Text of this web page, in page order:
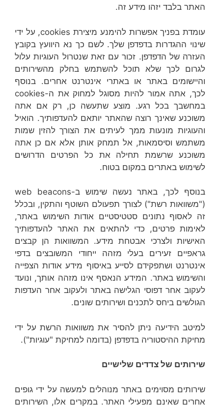
האתר בלבד יזהו מידע זה.
עומדת בפניך אפשרות להימנע מיצירת cookies, על ידי
שינוי ההגדרות בדפדפן שלך. לשם כך נא היוועץ בקובץ
העזרה של הדפדפן. זכור עם זאת שנטרול העוגיות עלול
לגרום לכך שלא תוכל להשתמש בחלק מהשירותים
והיישומים באתר או באתרי אינטרנט אחרים. בנוסף
לכך, אתה אמור להיות מסוגל למחוק את ה-cookies
במחשבך בכל רגע. מוצע שתעשה כן, רק אם אתה
משוכנע שאינך רוצה שהאתר יותאם להעדפותיך. הואיל
והעוגיות מונעות ממך לעיתים את הצורך להזין שמות
משתמש וסיסמאות, אל תמחק אותן אלא אם כן אתה
משוכנע שרשמת תחילה את כל הפרטים הדרושים
לשימוש באתרים במקום בטוח.
בנוסף לכך, באתר נעשה שימוש ב-web beacons
("משוואות רשת") לצורך תפעולם השוטף והתקין, ובכלל
זה לאסוף נתונים סטטיסטיים אודות השימוש באתר,
לאימות פרטים, כדי להתאים את האתר להעדפותיך
האישיות ולצרכי אבטחת מידע. המשוואות הן קבצים
גראפיים זעירים בעלי מזהה ייחודי המשובצים בדפי
אינטרנט ושתפקידם לסייע באיסוף מידע אודות הצפייה
והשימוש באתר. המידע הנאסף אינו מזהה אותך, ונועד
לעקוב אחר דפוסי הגלישה באתר ולעקוב אחר העדפות
הגולשים ביחס לתכנים ושירותים שונים.
למיטב הידיעה ניתן להסיר את משוואות הרשת על ידי
מחיקת ההיסטוריה בדפדפן (בדומה למחיקת "עוגיות").
שירותים של צדדים שלישיים
שירותים מסוימים באתר מנוהלים למעשה על ידי גופים
אחרים שאינם מפעילי האתר. במקרים אלו, השירותים